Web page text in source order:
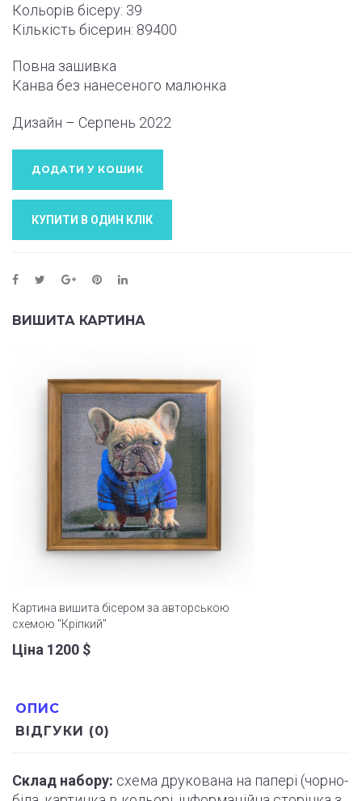
Кольорів бісеру: 39
Кількість бісерин: 89400
Повна зашивка
Канва без нанесеного малюнка
Дизайн – Серпень 2022
ДОДАТИ У КОШИК
КУПИТИ В ОДИН КЛIК
ОПИС
ВІДГУКИ (0)
Склад набору: схема друкована на папері (чорно-
ВИШИТА КАРТИНА
Картина вишита бісером за авторською
схемою "Кріпкий"
Ціна 1200 $